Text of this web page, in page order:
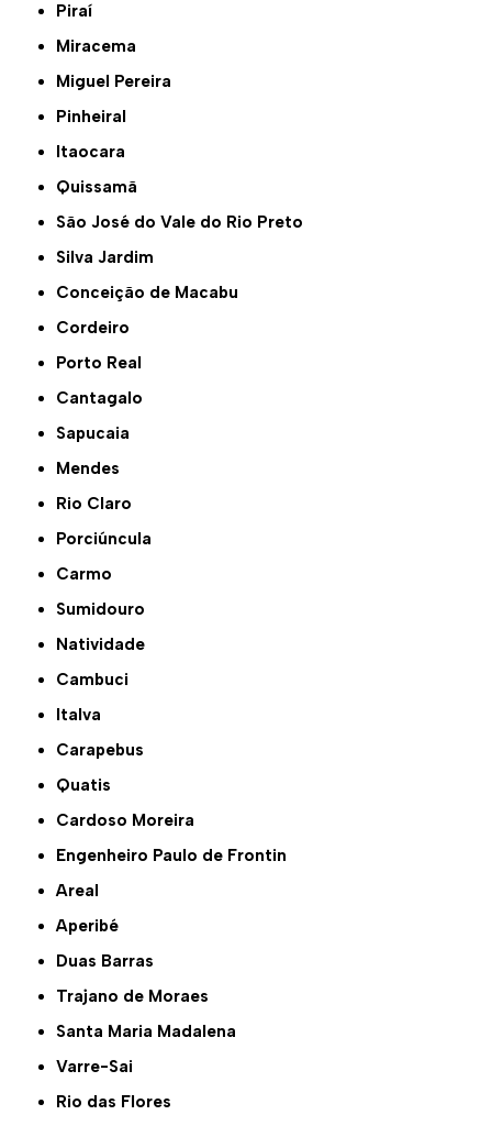
Piraí
Miracema
Miguel Pereira
Pinheiral
Itaocara
Quissamã
São José do Vale do Rio Preto
Silva Jardim
Conceição de Macabu
Cordeiro
Porto Real
Cantagalo
Sapucaia
Mendes
Rio Claro
Porciúncula
Carmo
Sumidouro
Natividade
Cambuci
Italva
Carapebus
Quatis
Cardoso Moreira
Engenheiro Paulo de Frontin
Areal
Aperibé
Duas Barras
Trajano de Moraes
Santa Maria Madalena
Varre-Sai
Rio das Flores